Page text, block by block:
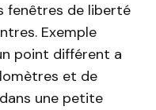
fenêtres de liberté
Exemple
point différent a
et de
une petite